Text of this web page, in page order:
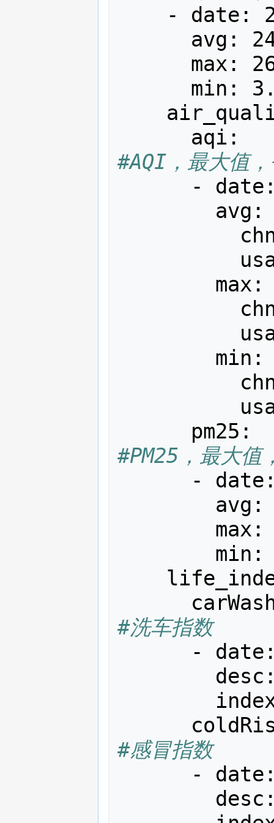
-
date :
avg :
max :
min :
aqi :
#AQI，最大值
-
date
avg :
max :
min :
pm25 :
#PM25，最大值
-
date
avg :
max :
min :
#洗车指数
-
date
desc
#感冒指数
-
date
desc